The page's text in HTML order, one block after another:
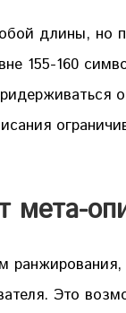
длины, но
155-160
Это